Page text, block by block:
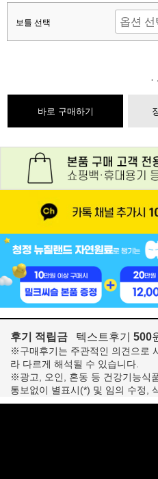
보틀 선택
바로 구매하기
후기 적립금 텍스트후기 500
※구매후기는 주관적인 의견으로
라 다르게 해석될 수 있습니다.
※광고, 오인, 혼동 등 건강기능식
통보없이 별표시(*) 및 임의 수정,